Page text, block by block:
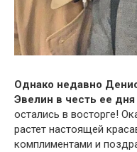
Однако недавно
Эвелин в честь ее
остались в восторге!
растет настоящей
комплиментами и